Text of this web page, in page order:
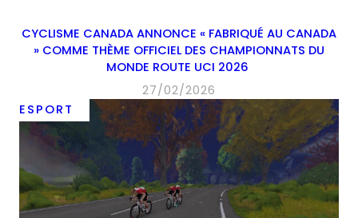
CYCLISME CANADA ANNONCE « FABRIQUÉ AU CANADA
» COMME THÈME OFFICIEL DES CHAMPIONNATS DU
MONDE ROUTE UCI 2026
27/02/2026
ESPORT